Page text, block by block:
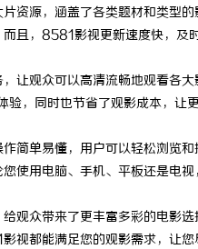
资源，涵盖了各类题材和类型
且，8581影视更新速度快，及
让观众可以高清流畅地观看各
验，同时也节省了观影成本，让
简单易懂，用户可以轻松浏览
使用电脑、手机、平板还是电
观众带来了更丰富多彩的电影
视都能满足您的观影需求，让